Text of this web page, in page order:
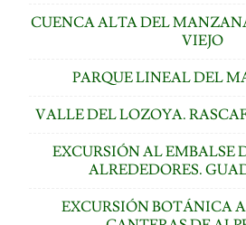
CUENCA ALTA DEL
VIEJO
PARQUE LINEAL DEL
VALLE DEL LOZOYA.
EXCURSIÓN AL EMBALSE
ALREDEDORES.
EXCURSIÓN BOTÁNICA